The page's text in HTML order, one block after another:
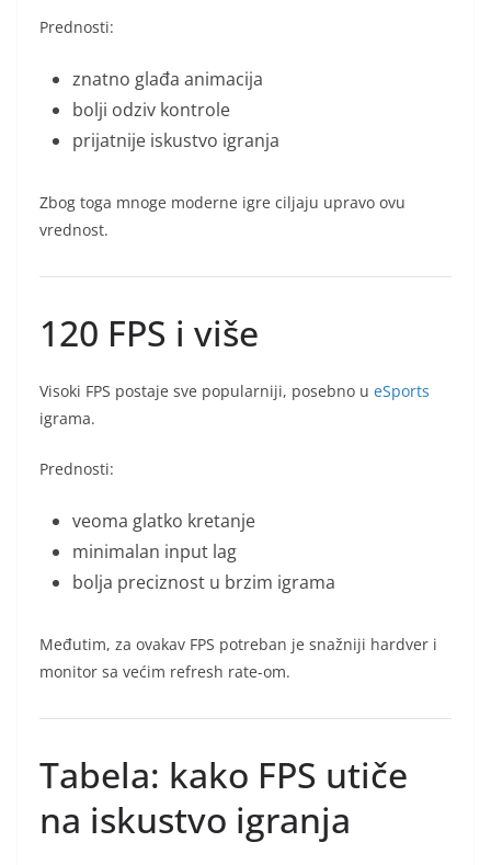
Prednosti:
znatno glađa animacija
bolji odziv kontrole
prijatnije iskustvo igranja
Zbog toga mnoge moderne igre ciljaju upravo ovu
vrednost.
120 FPS i više
Visoki FPS postaje sve popularniji, posebno u eSports
igrama.
Prednosti:
veoma glatko kretanje
minimalan input lag
bolja preciznost u brzim igrama
Međutim, za ovakav FPS potreban je snažniji hardver i
monitor sa većim refresh rate-om.
Tabela: kako FPS utiče
na iskustvo igranja